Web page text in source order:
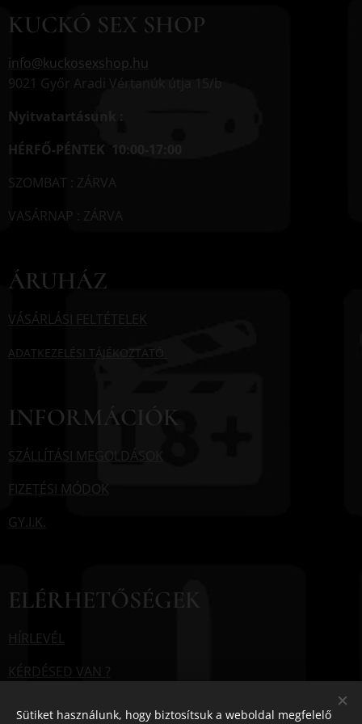
KUCKÓ SEX SHOP
info@kuckosexshop.hu
9021 Győr Aradi Vértanúk útja 15/b
Nyitvatartásunk :
HÉRFŐ-PÉNTEK 10:00-17:00
SZOMBAT : ZÁRVA
VASÁRNAP : ZÁRVA
ÁRUHÁZ
VÁSÁRLÁSI FELTÉTELEK
ADATKEZELÉSI TÁJÉKOZTATÓ
INFORMÁCIÓK
SZÁLLÍTÁSI MEGOLDÁSOK
FIZETÉSI MÓDOK
GY.I.K.
ELÉRHETŐSÉGEK
HÍRLEVÉL
KÉRDÉSED VAN ?
Sütiket használunk, hogy biztosítsuk a weboldal megfelelő